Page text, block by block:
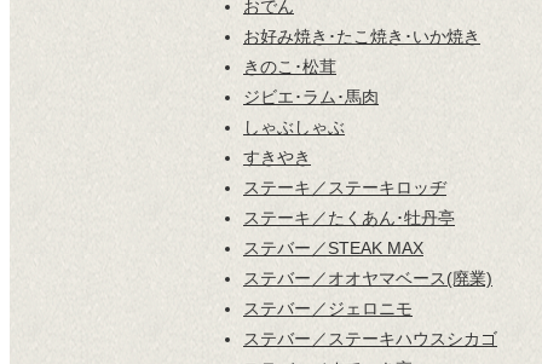
おでん
お好み焼き･たこ焼き･いか焼き
きのこ･松茸
ジビエ･ラム･馬肉
しゃぶしゃぶ
すきやき
ステーキ／ステーキロッヂ
ステーキ／たくあん･牡丹亭
ステバー／STEAK MAX
ステバー／オオヤマベース(廃業)
ステバー／ジェロニモ
ステバー／ステーキハウスシカゴ